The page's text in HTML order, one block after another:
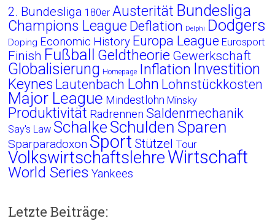
2. Bundesliga 180er Austerität Bundesliga
Champions League Deflation Delphi Dodgers
Doping Economic History Europa League Eurosport
Finish Fußball Geldtheorie Gewerkschaft
Globalisierung Homepage Inflation Investition
Keynes Lautenbach Lohn Lohnstückkosten
Major League Mindestlohn Minsky
Produktivität Radrennen Saldenmechanik
Say's Law Schalke Schulden Sparen
Sparparadoxon Sport Stützel Tour
VolkswirtschaftslehreWirtschaft
World Series Yankees
Letzte Beiträge: